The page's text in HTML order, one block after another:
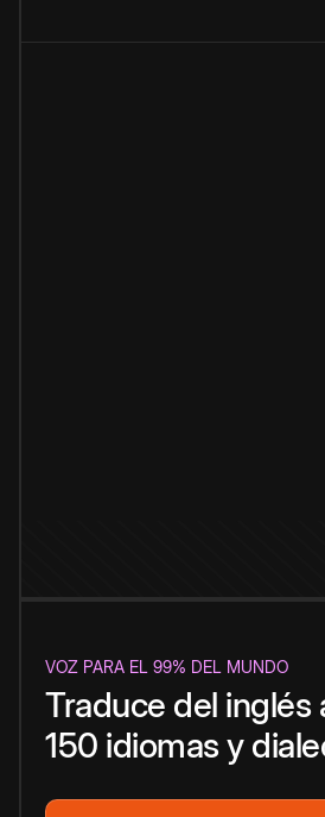
VOZ PARA EL 99% DEL MUNDO
Traduce del inglés
150 idiomas y